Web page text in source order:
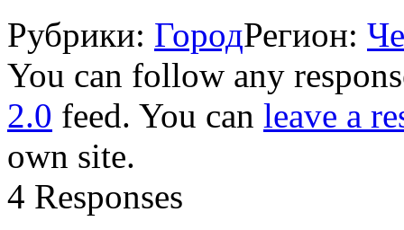
Рубрики: ГородРегион:
You can follow any
2.0 feed. You can leave a
own site.
4 Responses